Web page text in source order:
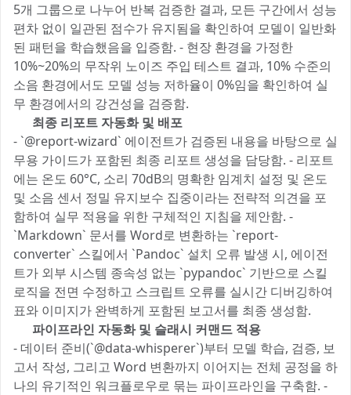
5개 그룹으로 나누어 반복 검증한 결과, 모든 구간에서 성능
편차 없이 일관된 점수가 유지됨을 확인하여 모델이 일반화
된 패턴을 학습했음을 입증함. - 현장 환경을 가정한
10%~20%의 무작위 노이즈 주입 테스트 결과, 10% 수준의
소음 환경에서도 모델 성능 저하율이 0%임을 확인하여 실
무 환경에서의 강건성을 검증함.
4️⃣ 최종 리포트 자동화 및 배포
- `@report-wizard` 에이전트가 검증된 내용을 바탕으로 실
무용 가이드가 포함된 최종 리포트 생성을 담당함. - 리포트
에는 온도 60°C, 소리 70dB의 명확한 임계치 설정 및 온도
및 소음 센서 정밀 유지보수 집중이라는 전략적 의견을 포
함하여 실무 적용을 위한 구체적인 지침을 제안함. -
`Markdown` 문서를 Word로 변환하는 `report-
converter` 스킬에서 `Pandoc` 설치 오류 발생 시, 에이전
트가 외부 시스템 종속성 없는 `pypandoc` 기반으로 스킬
로직을 전면 수정하고 스크립트 오류를 실시간 디버깅하여
표와 이미지가 완벽하게 포함된 보고서를 최종 생성함.
5️⃣ 파이프라인 자동화 및 슬래시 커맨드 적용
- 데이터 준비(`@data-whisperer`)부터 모델 학습, 검증, 보
고서 작성, 그리고 Word 변환까지 이어지는 전체 공정을 하
나의 유기적인 워크플로우로 묶는 파이프라인을 구축함. -